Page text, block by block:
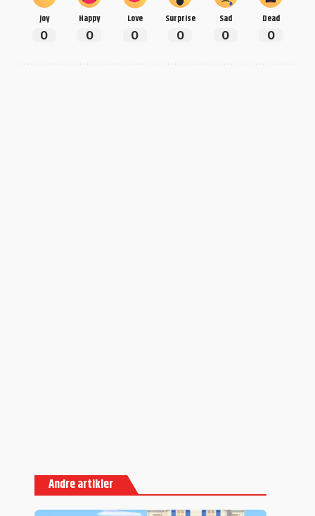
Joy
0
Happy
0
Love
0
Surprise
0
Sad
0
Dead
0
Andre artikler